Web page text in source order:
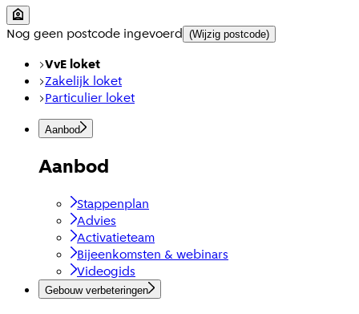
Nog geen postcode ingevoerd (Wijzig postcode)
VvE loket
Zakelijk loket
Particulier loket
Aanbod
Aanbod
Stappenplan
Advies
Activatieteam
Bijeenkomsten & webinars
Videogids
Gebouw verbeteringen